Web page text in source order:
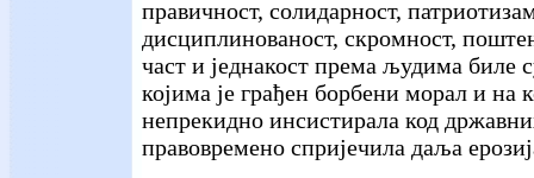
правичност, солидарност,
дисциплинованост, скромност,
част и једнакост према људима биле
којима је грађен борбени морал и на
непрекидно инсистирала код
правовремено спријечила даља